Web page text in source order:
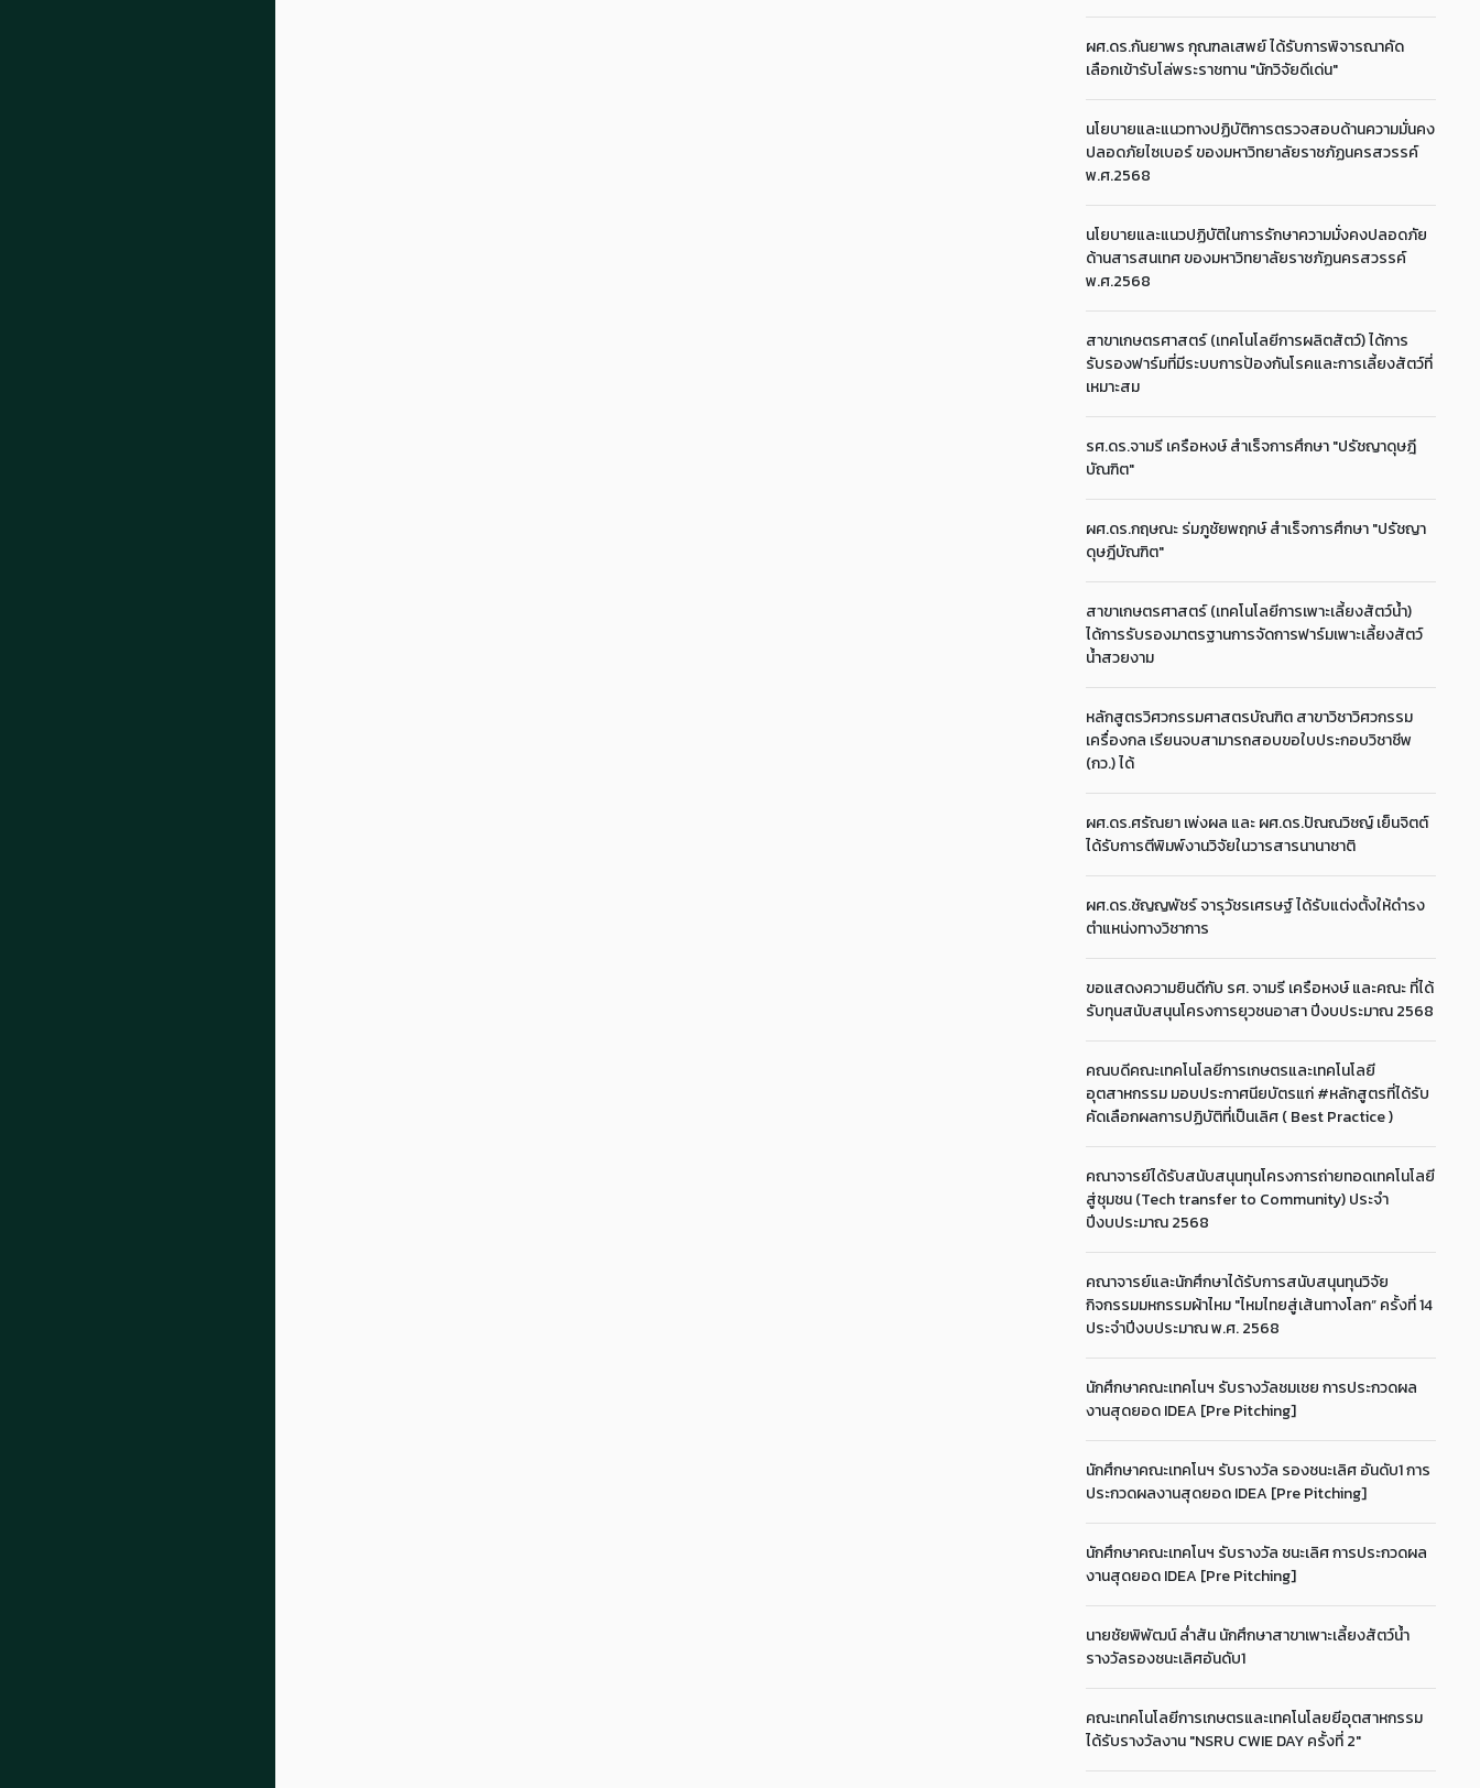
ผศ.ดร.กันยาพร กุณฑลเสพย์ ได้รับการพิจารณาคัด
เลือกเข้ารับโล่พระราชทาน "นักวิจัยดีเด่น"
นโยบายและแนวทางปฏิบัติการตรวจสอบด้านความมั่นคง
ปลอดภัยไซเบอร์ ของมหาวิทยาลัยราชภัฏนครสวรรค์
พ.ศ.2568
นโยบายและแนวปฏิบัติในการรักษาความมั่งคงปลอดภัย
ด้านสารสนเทศ ของมหาวิทยาลัยราชภัฏนครสวรรค์
พ.ศ.2568
สาขาเกษตรศาสตร์ (เทคโนโลยีการผลิตสัตว์) ได้การ
รับรองฟาร์มที่มีระบบการป้องกันโรคและการเลี้ยงสัตว์ที่
เหมาะสม
รศ.ดร.จามรี เครือหงษ์ สำเร็จการศึกษา "ปรัชญาดุษฎี
บัณฑิต"
ผศ.ดร.กฤษณะ ร่มภูชัยพฤกษ์ สำเร็จการศึกษา "ปรัชญา
ดุษฎีบัณฑิต"
สาขาเกษตรศาสตร์ (เทคโนโลยีการเพาะเลี้ยงสัตว์น้ำ)
ได้การรับรองมาตรฐานการจัดการฟาร์มเพาะเลี้ยงสัตว์
น้ำสวยงาม
หลักสูตรวิศวกรรมศาสตรบัณฑิต สาขาวิชาวิศวกรรม
เครื่องกล เรียนจบสามารถสอบขอใบประกอบวิชาชีพ
(กว.) ได้
ผศ.ดร.ศรัณยา เพ่งผล และ ผศ.ดร.ปัณณวิชญ์ เย็นจิตต์
ได้รับการตีพิมพ์งานวิจัยในวารสารนานาชาติ
ผศ.ดร.ชัญญพัชร์ จารุวัชรเศรษฐ์ ได้รับแต่งตั้งให้ดำรง
ตำแหน่งทางวิชาการ
ขอแสดงความยินดีกับ รศ. จามรี เครือหงษ์ และคณะ ที่ได้
รับทุนสนับสนุนโครงการยุวชนอาสา ปีงบประมาณ 2568
คณบดีคณะเทคโนโลยีการเกษตรและเทคโนโลยี
อุตสาหกรรม มอบประกาศนียบัตรแก่ #หลักสูตรที่ได้รับ
คัดเลือกผลการปฏิบัติที่เป็นเลิศ ( Best Practice )
คณาจารย์ได้รับสนับสนุนทุนโครงการถ่ายทอดเทคโนโลยี
สู่ชุมชน (Tech transfer to Community) ประจำ
ปีงบประมาณ 2568
คณาจารย์และนักศึกษาได้รับการสนับสนุนทุนวิจัย
กิจกรรมมหกรรมผ้าไหม "ไหมไทยสู่เส้นทางโลก” ครั้งที่ 14
ประจำปีงบประมาณ พ.ศ. 2568
นักศึกษาคณะเทคโนฯ รับรางวัลชมเชย การประกวดผล
งานสุดยอด IDEA [Pre Pitching]
นักศึกษาคณะเทคโนฯ รับรางวัล รองชนะเลิศ อันดับ1 การ
ประกวดผลงานสุดยอด IDEA [Pre Pitching]
นักศึกษาคณะเทคโนฯ รับรางวัล ชนะเลิศ การประกวดผล
งานสุดยอด IDEA [Pre Pitching]
นายชัยพิพัฒน์ ล่ำสัน นักศึกษาสาขาเพาะเลี้ยงสัตว์น้ำ
รางวัลรองชนะเลิศอันดับ1
คณะเทคโนโลยีการเกษตรและเทคโนโลยยีอุตสาหกรรม
ได้รับรางวัลงาน "NSRU CWIE DAY ครั้งที่ 2"